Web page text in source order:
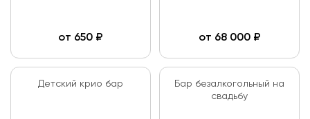
от 650 ₽ от 68 000₽
Детский крио бар
Бар безалкогольный на
свадьбу